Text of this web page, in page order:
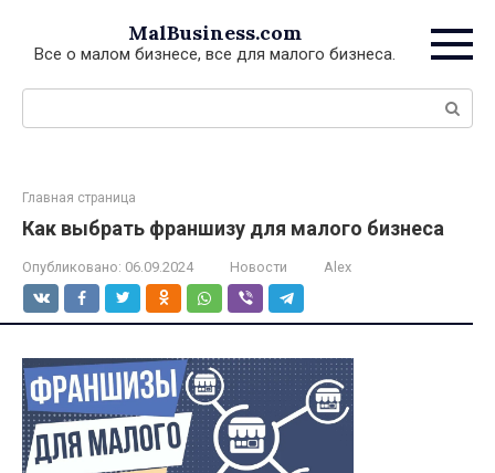
контенту
MalBusiness.com
Все о малом бизнесе, все для малого бизнеса.
Поиск:
Главная страница
Как выбрать франшизу для малого бизнеса
Опубликовано: 06.09.2024 Новости Alex